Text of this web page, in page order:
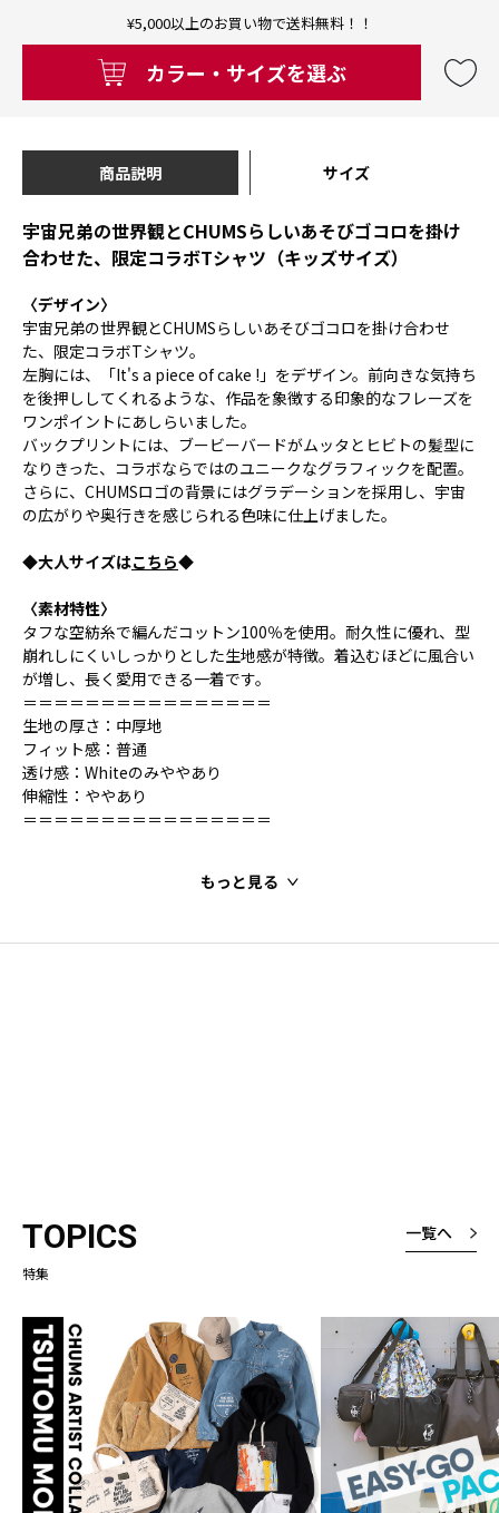
¥5,000以上のお買い物で送料無料！！
カラー・サイズを選ぶ
商品説明 サイズ
宇宙兄弟の世界観とCHUMSらしいあそびゴコロを掛け
合わせた、限定コラボTシャツ（キッズサイズ）
〈デザイン〉
宇宙兄弟の世界観とCHUMSらしいあそびゴコロを掛け合わせ
た、限定コラボTシャツ。
左胸には、「It's a piece of cake !」をデザイン。前向きな気持ち
を後押ししてくれるような、作品を象徴する印象的なフレーズを
ワンポイントにあしらいました。
バックプリントには、ブービーバードがムッタとヒビトの髪型に
なりきった、コラボならではのユニークなグラフィックを配置。
さらに、CHUMSロゴの背景にはグラデーションを採用し、宇宙
の広がりや奥行きを感じられる色味に仕上げました。
◆大人サイズはこちら◆
〈素材特性〉
タフな空紡糸で編んだコットン100％を使用。耐久性に優れ、型
崩れしにくいしっかりとした生地感が特徴。着込むほどに風合い
が増し、長く愛用できる一着です。
＝＝＝＝＝＝＝＝＝＝＝＝＝＝＝＝
生地の厚さ：中厚地
フィット感：普通
透け感：Whiteのみややあり
伸縮性：ややあり
＝＝＝＝＝＝＝＝＝＝＝＝＝＝＝＝
もっと見る
TOPICS
特集
一覧へ